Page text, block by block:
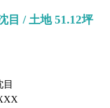
目 / 土地 51.12坪